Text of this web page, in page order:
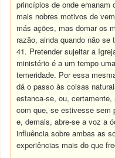
princípios de onde emanam
mais nobres motivos de
más ações, mas domar os
razão, ainda quando não se
41. Pretender sujeitar a
ministério é a um tempo
temeridade. Por essa
dá o passo às coisas
estanca-se, ou,
com que, se estivesse sem
e, demais, abre-se a voz a
influência sobre ambas as
experiências mais do que